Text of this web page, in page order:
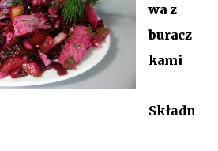
wa z
buracz
kami
Składn